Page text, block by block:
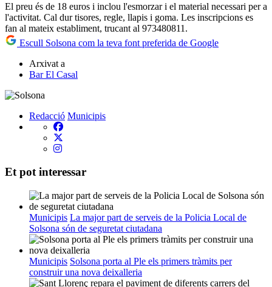
El preu és de 18 euros i inclou l'esmorzar i el material necessari per a
l'activitat. Cal dur tisores, regle, llapis i goma. Les inscripcions es
fan al mateix establiment, trucant al 973480811.
Escull Solsona com la teva font preferida de Google
Arxivat a
Bar El Casal
Redacció Municipis
Et pot interessar
Municipis La major part de serveis de la Policia Local de
Solsona són de seguretat ciutadana
Municipis Solsona porta al Ple els primers tràmits per
construir una nova deixalleria